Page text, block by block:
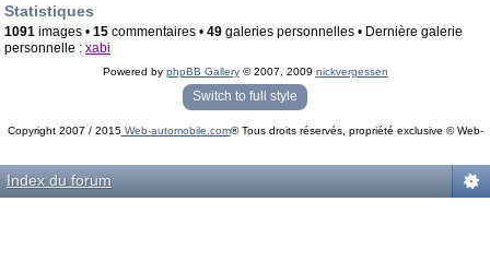
Statistiques
1091 images • 15 commentaires • 49 galeries personnelles • Dernière galerie
personnelle : xabi
Powered by phpBB Gallery© 2007, 2009 nickvergessen
« phpBB Gallery » - Traduction française par
darky
Switch to full style
Copyright 2007 / 2015Web-automobile.com® Tous droits réservés, propriété exclusive © Web-
Index du forum